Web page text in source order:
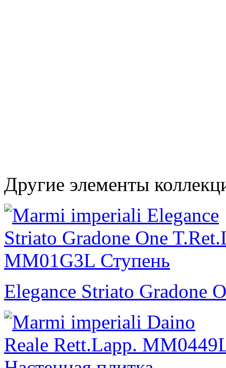
Другие элементы
Elegance Striato Gradone